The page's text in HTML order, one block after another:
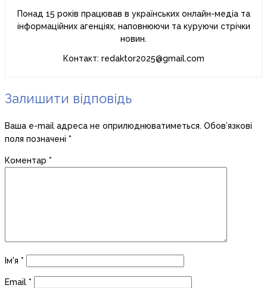
Понад 15 років працював в українських онлайн-медіа та
інформаційних агенціях, наповнюючи та куруючи стрічки
новин.
Контакт: redaktor2025@gmail.com
Залишити відповідь
Ваша e-mail адреса не оприлюднюватиметься. Обов’язкові
поля позначені *
Коментар *
Ім'я *
Email *